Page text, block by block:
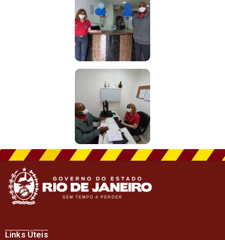
Links Úteis